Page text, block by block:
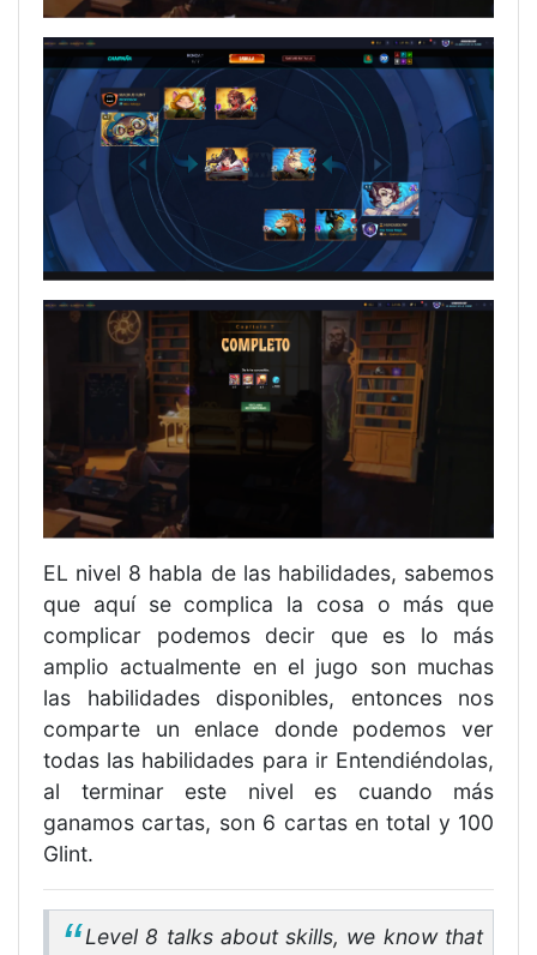
EL nivel 8 habla de las habilidades, sabemos
que aquí se complica la cosa o más que
complicar podemos decir que es lo más
amplio actualmente en el jugo son muchas
las habilidades disponibles, entonces nos
comparte un enlace donde podemos ver
todas las habilidades para ir Entendiéndolas,
al terminar este nivel es cuando más
ganamos cartas, son 6 cartas en total y 100
Glint.
Level 8 talks about skills, we know that